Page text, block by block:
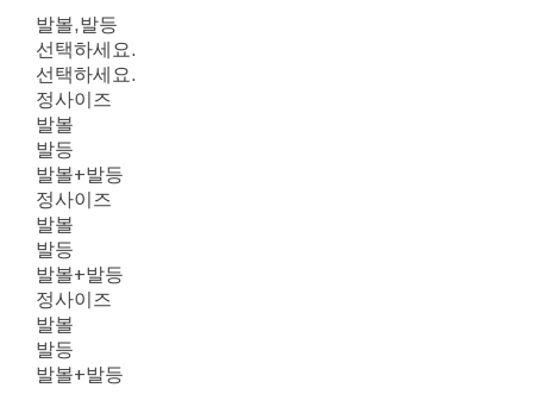
발볼,발등
선택하세요.
선택하세요.
정사이즈
발볼
발등
발볼+발등
정사이즈
발볼
발등
발볼+발등
정사이즈
발볼
발등
발볼+발등